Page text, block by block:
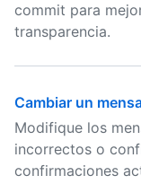
commit para
transparencia.
Cambiar un
Modifique los
incorrectos o
confirmaciones